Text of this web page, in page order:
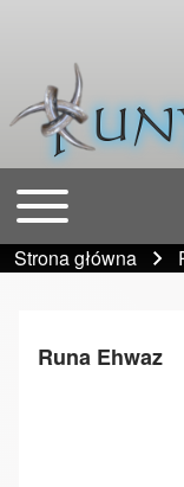
Close Search Block
Szukaj
Główna nawigacja
Open or Close
Ścieżka
Strona główna
Runa Ehwaz